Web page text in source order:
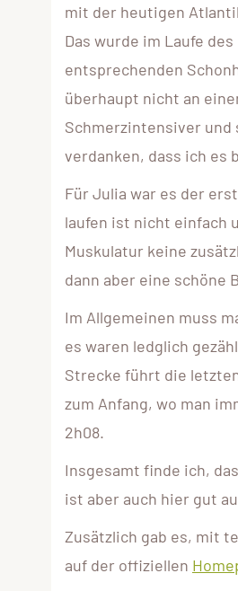
mit der heutigen
Das wurde im Laufe
entsprechenden
überhaupt nicht an
Schmerzintensiver und
verdanken, dass ich es
Für Julia war es der
laufen ist nicht einfach
Muskulatur keine
dann aber eine schöne
Im Allgemeinen muss
es waren ledglich
Strecke führt die
zum Anfang, wo man
2h08.
Insgesamt finde ich,
ist aber auch hier gut
Zusätzlich gab es, mit
auf der offiziellen